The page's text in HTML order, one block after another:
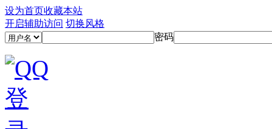
设为首页收藏本站
开启辅助访问 切换风格
密码